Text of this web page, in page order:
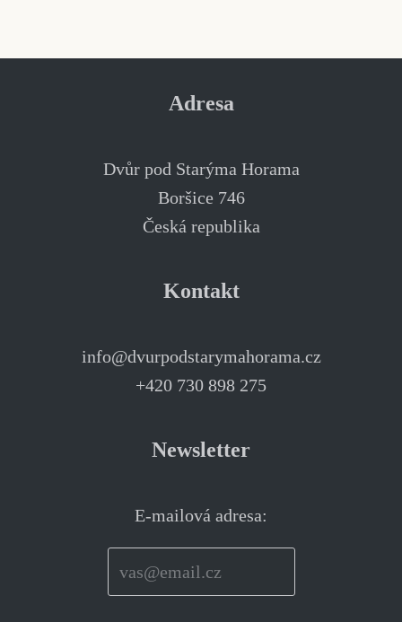
Adresa
Dvůr pod Starýma Horama
Boršice 746
Česká republika
Kontakt
info@dvurpodstarymahorama.cz
+420 730 898 275
Newsletter
E-mailová adresa: